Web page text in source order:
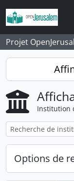
Skip to main content
Projet
Institution
Options de